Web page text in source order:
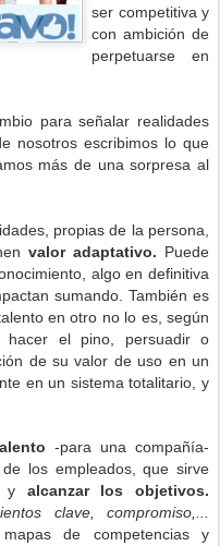
ser competitiva y
con ambición de
perpetuarse en
para señalar realidades
nosotros escribimos lo que
más de una sorpresa al
propias de la persona,
valor adaptativo. Puede
algo en definitiva
sumando. También es
en otro no lo es, según
el pino, persuadir o
de su valor de uso en un
en un sistema totalitario, y
-para una compañía-
los empleados, que sirve
y alcanzar los objetivos.
clave, compromiso,...
de competencias y